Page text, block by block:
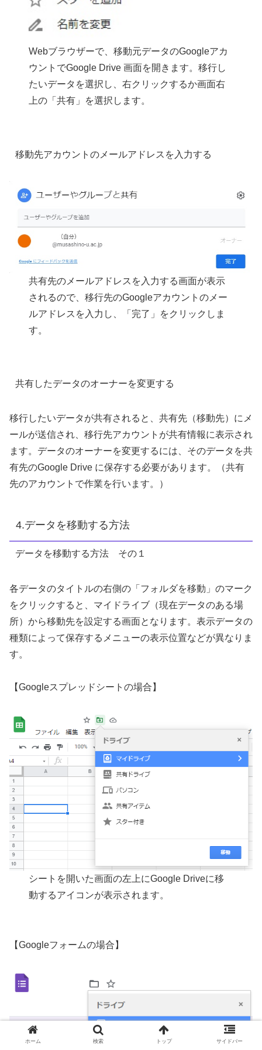
Webブラウザーで、移動元データのGoogleアカ
ウントでGoogle Drive 画面を開きます。移行し
たいデータを選択し、右クリックするか画面右
上の「共有」を選択します。
移動先アカウントのメールアドレスを入力する
共有先のメールアドレスを入力する画面が表示
されるので、移行先のGoogleアカウントのメー
ルアドレスを入力し、「完了」をクリックしま
す。
共有したデータのオーナーを変更する
移行したいデータが共有されると、共有先（移動先）にメ
ールが送信され、移行先アカウントが共有情報に表示され
ます。データのオーナーを変更するには、そのデータを共
有先のGoogle Drive に保存する必要があります。（共有
先のアカウントで作業を行います。）
4.データを移動する方法
データを移動する方法 その１
各データのタイトルの右側の「フォルダを移動」のマーク
をクリックすると、マイドライブ（現在データのある場
所）から移動先を設定する画面となります。表示データの
種類によって保存するメニューの表示位置などが異なりま
す。
【Googleスプレッドシートの場合】
シートを開いた画面の左上にGoogle Driveに移
動するアイコンが表示されます。
【Googleフォームの場合】
ホーム 検索 トップ サイドバー